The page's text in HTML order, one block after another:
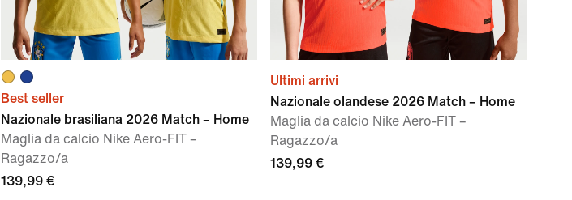
Best seller
Nazionale brasiliana 2026 Match – Home
Maglia da calcio Nike Aero-FIT –
Ragazzo/a
139,99 €
Ultimi arrivi
Nazionale olandese 2026 Match – Home
Maglia da calcio Nike Aero-FIT –
Ragazzo/a
139,99 €